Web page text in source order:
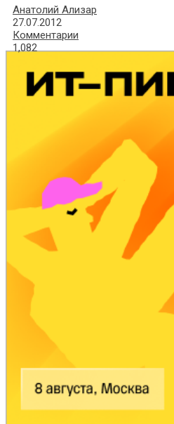
Анатолий Ализар
27.07.2012
Комментарии
1,082